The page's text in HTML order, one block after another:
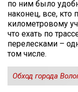
по ним было
наконец, все, кто
километровому
что ехать по
перелесками –
том числе.
Обход города